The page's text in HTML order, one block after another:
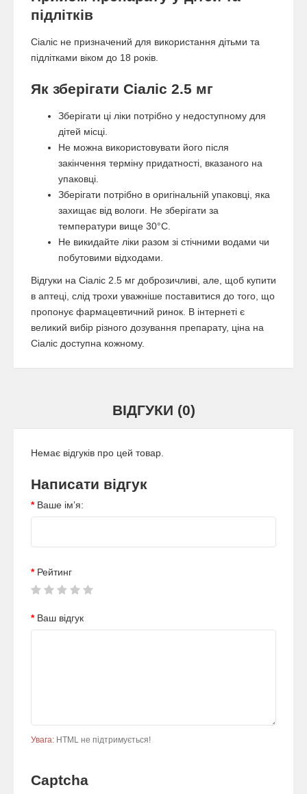
підлітків
Сіаліс не призначений для використання дітьми та
підлітками віком до 18 років.
Як зберігати Сіаліс 2.5 мг
Зберігати ці ліки потрібно у недоступному для
дітей місці.
Не можна використовувати його після
закінчення терміну придатності, вказаного на
упаковці.
Зберігати потрібно в оригінальній упаковці, яка
захищає від вологи. Не зберігати за
температури вище 30°C.
Не викидайте ліки разом зі стічними водами чи
побутовими відходами.
Відгуки на Сіаліс 2.5 мг доброзичливі, але, щоб купити
в аптеці, слід трохи уважніше поставитися до того, що
пропонує фармацевтичний ринок. В інтернеті є
великий вибір різного дозування препарату, ціна на
Сіаліс доступна кожному.
ВІДГУКИ (0)
Немає відгуків про цей товар.
Написати відгук
Ваше ім’я:
Рейтинг
Ваш відгук
Увага: HTML не підтримується!
Captcha